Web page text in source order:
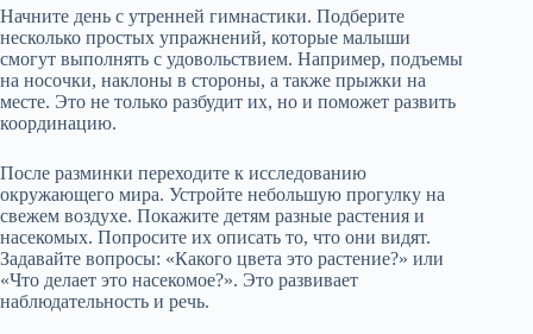
Начните день с утренней гимнастики. Подберите
несколько простых упражнений, которые малыши
смогут выполнять с удовольствием. Например, подъемы
на носочки, наклоны в стороны, а также прыжки на
месте. Это не только разбудит их, но и поможет развить
координацию.
После разминки переходите к исследованию
окружающего мира. Устройте небольшую прогулку на
свежем воздухе. Покажите детям разные растения и
насекомых. Попросите их описать то, что они видят.
Задавайте вопросы: «Какого цвета это растение?» или
«Что делает это насекомое?». Это развивает
наблюдательность и речь.